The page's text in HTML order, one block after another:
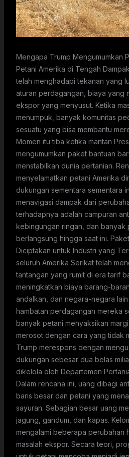
Mengapa Trump Mengumumkan Paket Bantuan untuk Petani Amerika di Tengah Dampak Tarif Petani Amerika telah menghadapi tekanan yang luar biasa dari perubahan aturan perdagangan, biaya yang meningkat, dan pasar ekspor yang menyusut. Ketika masalah-masalah ini terus menumpuk, banyak komunitas pedesaan menunggu sesuatu yang bisa membantu mereka keluar dari kesulitan. Momen itu tiba ketika mantan Presiden Donald Trump mengumumkan paket bantuan baru yang bertujuan untuk menstabilkan dunia pertanian. Rencana Trump untuk menyelamatkan petani Amerika dimaksudkan sebagai dukungan sementara sementara industri ini mencoba menavigasi dampak dari perubahan tarif. Reaksi terhadapnya adalah campuran antara harapan, kebingungan ringan, dan banyak perdebatan yang masih berlangsung hingga saat ini. Paket Bantuan yang Diciptakan untuk Industri yang Terus Terpukul Petani di seluruh Amerika Serikat telah menghadapi tumpukan tantangan yang rumit di era tarif baru ini. Tarif meningkatkan biaya barang-barang yang mereka andalkan, dan negara-negara lain membalas dengan hambatan perdagangan mereka sendiri. Karena itu, banyak petani menyaksikan margin keuntungan mereka merosot dengan cara yang tidak mereka perkirakan. Trump merespons dengan mengungkapkan rencana dukungan sebesar dua belas miliar dolar yang akan dikelola oleh Departemen Pertanian Amerika Serikat. Dalam rencana ini, uang dibagi antara produsen tanaman baris besar dan petani yang menanam buah-buahan dan sayuran. Sebagian besar uang mengalir ke petani kedelai, jagung, gandum, dan kapas. Kelompok-kelompok ini mengalami beberapa perubahan harga tersulit dan masalah ekspor. Secara teori, program bantuan Trump untuk petani mencoba menjadi jembatan alih-alih perbaikan yang bertahan selamanya. Pejabat mengatakan program ini dimaksudkan untuk membantu pertanian tetap stabil sampai tujuan kebijakan yang lebih besar menunjukkan hasil. Pengumuman itu datang dengan cepat, yang menambahkan beberapa ketidaksempurnaan pada peluncurannya. Namun, niat di baliknya tampak cukup jelas. Pemerintahan berpendapat bahwa petani menghadapi gangguan pasar yang tidak adil karena praktik perdagangan asing dan biaya input yang meningkat. Semua itu membuat perencanaan untuk musim tanam berikutnya terasa seperti tebak-tebakan. Jadi paket bantuan ini dirancang untuk mengurangi cukup tekanan untuk membantu orang melewati siklus penanaman berikutnya. Bagaimana Uang dalam Paket Ini Diatur Memahami siapa yang mendapat bantuan sama pentingnya dengan ide dari paket bantuan itu sendiri. USDA mengatakan bahwa sekitar sebelas miliar dolar akan bergerak melalui Program Bantuan Jembatan Petani. Sistem pembayaran ini menggunakan luas lahan yang ditanami, proyeksi kerugian model, dan perhitungan biaya produksi untuk menentukan siapa yang memenuhi syarat untuk apa. Tujuannya di sini adalah untuk menghindari mengikat pembayaran ke pasar terbuka dan sebaliknya melihat pada tekanan yang diperkirakan. Hanya sekitar satu miliar dolar yang disisihkan untuk tanaman khusus. Ini termasuk apel, jeruk, beri, dan daftar panjang panen bernilai tinggi lainnya. Produsen khusus sering menjalankan operasi yang lebih kecil dengan anggaran yang sangat ketat. Beberapa khawatir pembagian itu tidak sepenuhnya sesuai dengan tekanan yang mereka alami. Ini menambah diskusi yang sedang berlangsung tentang apakah paket bantuan petani yang direncanakan Trump benar-benar mendukung semua bagian pertanian secara merata. Meskipun demikian, petani dapat menggunakan dana untuk biaya benih, pupuk, bahan bakar, atau bahkan untuk mengikuti bunga pinjaman mereka. Tarif meningkatkan biaya banyak peralatan impor dan input kimia, jadi bahkan bantuan jangka pendek dapat membantu menjaga operasi tetap berjalan. Orang-orang di lapangan mengatakan bahwa apa pun yang mengurangi stres langsung adalah hal yang disambut baik karena beberapa musim terakhir telah tidak dapat diprediksi. Mengapa Petani Membutuhkan Bantuan Segera Pertanian bergerak dalam siklus, tetapi siklus itu dapat rusak ketika pasar global bergeser. Harga pupuk yang naik, mesin yang mahal, dan perjanjian perdagangan yang tidak dapat diprediksi dapat mengubah pertanian dari menguntungkan menjadi berjuang dalam beberapa bulan. Masalah-masalah ini meningkat ketika mitra dagang membalas tindakan tarif Amerika. Petani kedelai khususnya kehilangan akses ke pembeli luar negeri utama, yang menyebabkan penurunan nyata dalam permintaan dan stabilitas harga. Karena ini, program bantuan tiba pada saat yang terasa seperti momen sempurna bagi sebagian orang. Fase transisi dalam kebijakan perdagangan nasional dapat menciptakan kekacauan yang menyebar dengan cepat di seluruh pasar. Pemerintahan mengakui bahwa beberapa gangguan saat ini terkait dengan langkah-langkah strategis yang dimaksudkan untuk membentuk kembali perdagangan global. Petani tidak selalu punya waktu untuk menunggu strategi tersebut berhasil. Paket bantuan ini mencoba meredakan kejutan sambil membiarkan kerangka kebijakan jangka panjang tetap utuh. Di berbagai wilayah pedesaan, pemimpin lokal mengatakan bantuan itu bisa menghentikan penutupan pertanian secara luas. Beberapa petani mengatakan mereka berada di ambang menjual tanah atau mengurangi ukuran operasi. Paket bantuan, meskipun sementara, mengirimkan pesan bahwa komunitas-komunitas ini tidak diabaikan. Pesan itu penting karena banyak pemilih pedesaan telah mendukung Trump di masa lalu dan terus mengharapkan perhatian terhadap masalah pertanian. Tambalan yang Membantu tetapi Bukan Perbaikan Jangka Panjang Rencana tersebut menerima reaksi beragam dari para ekonom yang memperingatkan bahwa pembayaran jangka pendek tidak dapat memperbaiki gangguan global yang lebih dalam. Tarif membentuk kembali rantai pasokan. Pembalasan dari negara lain melemahkan keandalan ekspor. Pola-pola ini sering membutuhkan waktu bertahun-tahun untuk diselesaikan. Program bantuan dapat membantu petani bertahan dari penurunan, tetapi mereka tidak dapat memulihkan stabilitas pasar dalam semalam. Pemerintahan Trump menyebut paket bantuan untuk petani sebagai awal dari jalur yang lebih panjang menuju penguatan pertanian domestik. Petani bagaimanapun masih menghadapi persaingan dari mana-mana dan kondisi iklim yang bergeser setiap tahun.